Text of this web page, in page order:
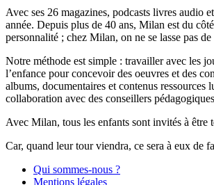
Avec ses 26 magazines, podcasts livres audio
année. Depuis plus de 40 ans, Milan est du
personnalité ; chez Milan, on ne se lasse pas
Notre méthode est simple : travailler avec les
l’enfance pour concevoir des oeuvres et des
albums, documentaires et contenus
collaboration avec des conseillers
Avec Milan, tous les enfants sont invités à être
Car, quand leur tour viendra, ce sera à eux de
Qui sommes-nous ?
Mentions légales